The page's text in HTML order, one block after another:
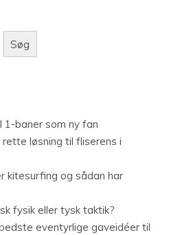
Søg
1-baner som ny fan
løsning til fliserens i
kitesurfing og sådan har
fysik eller tysk taktik?
eventyrlige gaveidéer til